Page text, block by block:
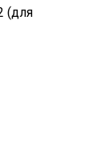
(для